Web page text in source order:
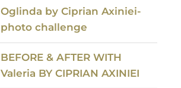
Oglinda by Ciprian Axiniei-
photo challenge
BEFORE & AFTER WITH
Valeria BY CIPRIAN AXINIEI